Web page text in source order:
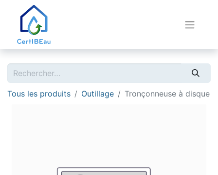
Tous les produits Outillage Tronçonneuse à disque